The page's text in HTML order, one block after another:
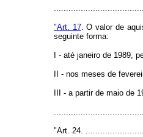
"Art. 17. O valor de
seguinte forma:
I - até janeiro de 1989, pela
II - nos meses de
III - a partir de maio de 1989,
"Art. 24.